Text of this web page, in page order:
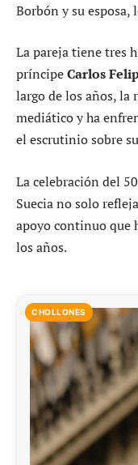
Borbón y su esposa,
La pareja tiene tres
príncipeCarlos
largo de los años, la
mediático y ha
el escrutinio sobre
La celebración del
Suecia no solo
apoyo continuo que
los años.
CHOLLONES